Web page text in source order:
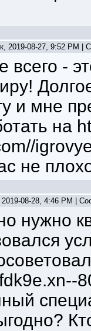
2019-08-27, 9:52 PM |
всего -
и мне
на
не
08-28, 4:46 PM |
нужно